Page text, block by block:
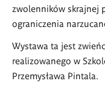
zwolenników skrajnej
ograniczenia
Wystawa ta jest
realizowanego w
Przemysława Pintala.